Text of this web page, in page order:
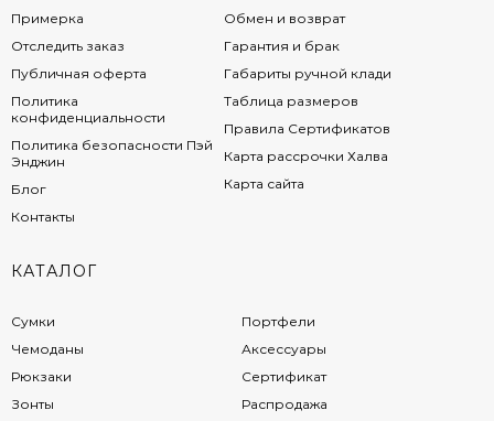
Примерка
Отследить заказ
Публичная оферта
Политика
конфиденциальности
Политика безопасности Пэй
Энджин
Блог
Контакты
Обмен и возврат
Гарантия и брак
Габариты ручной клади
Таблица размеров
Правила Сертификатов
Карта рассрочки Халва
Карта сайта
КАТАЛОГ
Сумки
Чемоданы
Рюкзаки
Зонты
Портфели
Аксессуары
Сертификат
Распродажа